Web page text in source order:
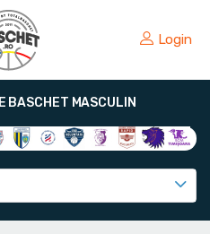
Login
BASCHET MASCULIN